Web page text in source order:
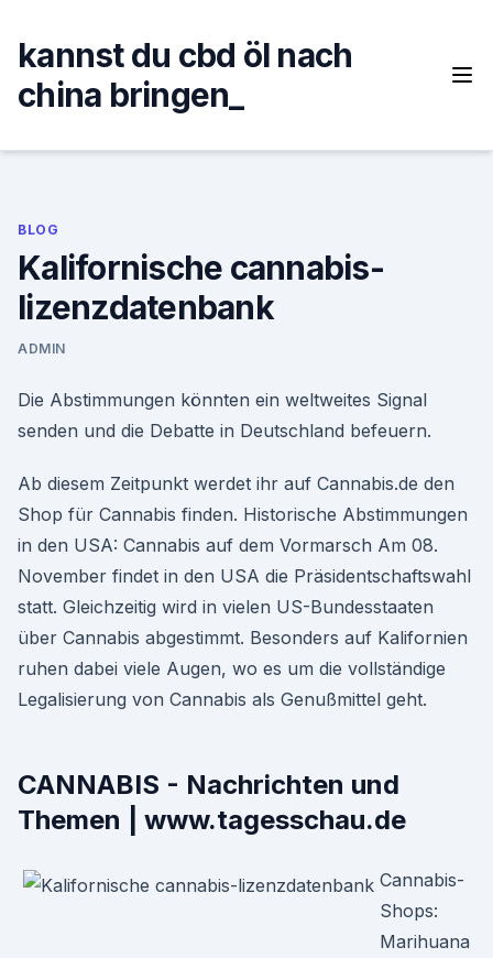
content
kannst du cbd öl nach
china bringen_
BLOG
Kalifornische cannabis-
lizenzdatenbank
ADMIN
Die Abstimmungen könnten ein weltweites Signal
senden und die Debatte in Deutschland befeuern.
Ab diesem Zeitpunkt werdet ihr auf Cannabis.de den
Shop für Cannabis finden. Historische Abstimmungen
in den USA: Cannabis auf dem Vormarsch Am 08.
November findet in den USA die Präsidentschaftswahl
statt. Gleichzeitig wird in vielen US-Bundesstaaten
über Cannabis abgestimmt. Besonders auf Kalifornien
ruhen dabei viele Augen, wo es um die vollständige
Legalisierung von Cannabis als Genußmittel geht.
CANNABIS - Nachrichten und
Themen | www.tagesschau.de
Cannabis-
Shops:
Marihuana